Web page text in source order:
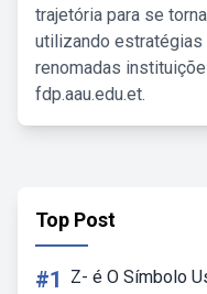
trajetória para se
utilizando estratégias
renomadas
fdp.aau.edu.et.
Top Post
#1 Z- é O Símbolo